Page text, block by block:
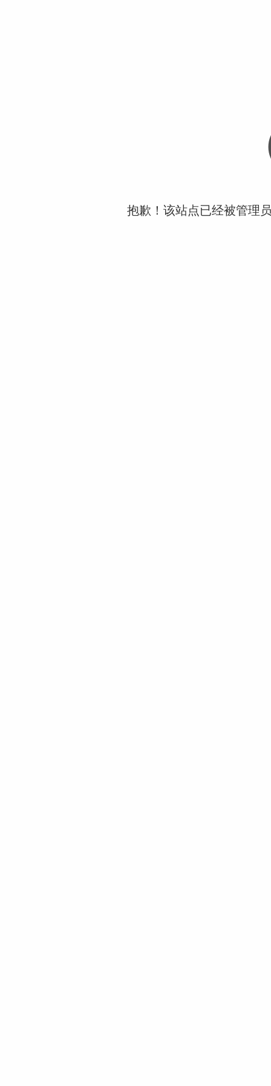
抱歉！该站点已经被管理